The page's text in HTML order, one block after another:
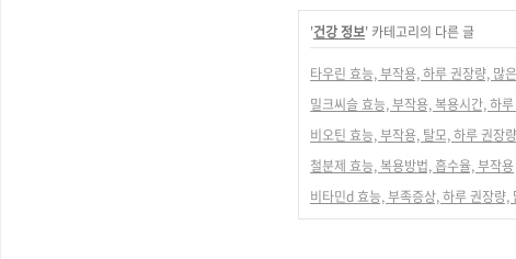
'건강 정보' 카테고리의 다른 글
타우린 효능, 부작용, 하루 권장량, 많
밀크씨슬 효능, 부작용, 복용시간, 하
비오틴 효능, 부작용, 탈모, 하루 권장
철분제 효능, 복용방법, 흡수율, 부작용
비타민d 효능, 부족증상, 하루 권장량,